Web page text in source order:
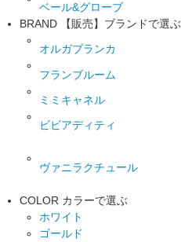
ベール&グローブ
BRAND
【販売】ブランドで選ぶ
オルガブランカ
フランブルーム
ミミキャネル
ビビアディティ
ヴァニラクチュール
COLOR カラーで選ぶ
ホワイト
ゴールド